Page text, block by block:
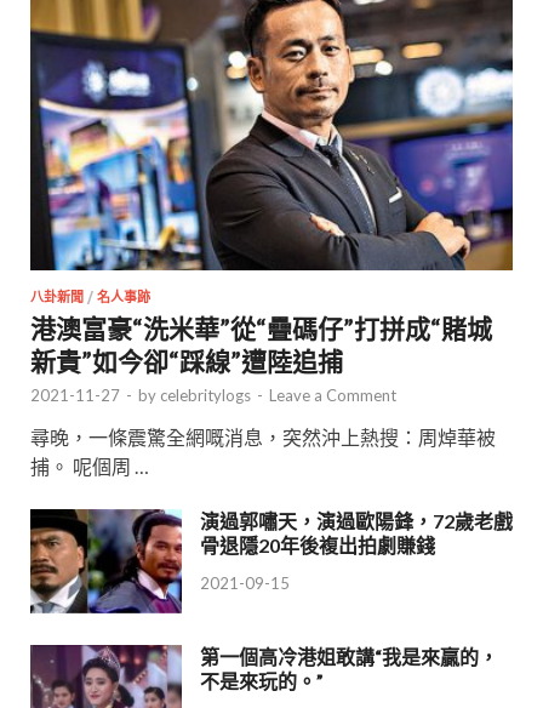
八卦新聞 / 名人事跡
港澳富豪“洗米華”從“疊碼仔”打拼成“賭城
新貴”如今卻“踩線”遭陸追捕
2021-11-27 - by celebritylogs - Leave a Comment
尋晚，一條震驚全網嘅消息，突然沖上熱搜：周焯華被
捕。 呢個周 …
演過郭嘯天，演過歐陽鋒，72歲老戲
骨退隱20年後複出拍劇賺錢
2021-09-15
第一個高冷港姐敢講“我是來贏的，
不是來玩的。”